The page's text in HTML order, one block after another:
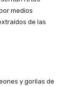
medios
de las
y gorilas de